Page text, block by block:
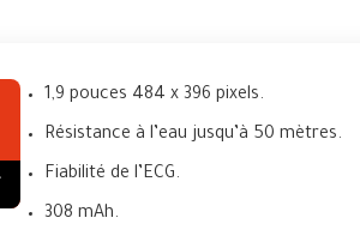
1,9 pouces 484 x 396 pixels.
Résistance à l’eau jusqu’à 50 mètres.
Fiabilité de l’ECG.
308 mAh.